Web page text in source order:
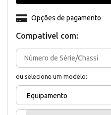
Compativel com:
ou selecione um modelo:
Equipamento
Opções de pagamento